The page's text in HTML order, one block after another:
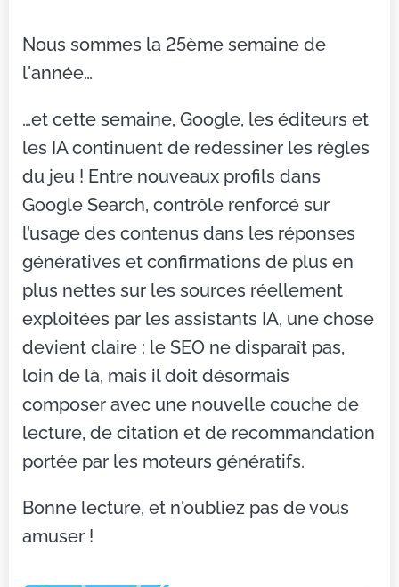
Nous sommes la 25ème semaine de
l'année…
…et cette semaine, Google, les éditeurs et
les IA continuent de redessiner les règles
du jeu ! Entre nouveaux profils dans
Google Search, contrôle renforcé sur
l’usage des contenus dans les réponses
génératives et confirmations de plus en
plus nettes sur les sources réellement
exploitées par les assistants IA, une chose
devient claire : le SEO ne disparaît pas,
loin de là, mais il doit désormais
composer avec une nouvelle couche de
lecture, de citation et de recommandation
portée par les moteurs génératifs.
Bonne lecture, et n'oubliez pas de vous
amuser !